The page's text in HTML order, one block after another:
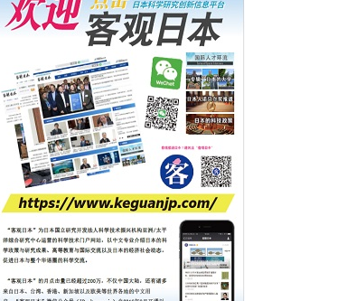
固定酶，成功提高光合作用能力与生产力
科学研究
藤田医科大学等成功鉴定出非结核分枝杆菌
生存的必需基因，首次揭示该基因的必要性
因菌株而异
经济・社会
【AI法下篇】如何应对AI的不可控性——中
央大学平野晋教授专访
科学研究
【JST事业成果】开发低成本与低功耗的新型
AI处理器
政策
日本科研费增设国际共同研究强化新类别，
促进青年研究人员赴海外开展研究
经济・社会
铁道综研新任理事长芦谷公稔：依托超导和
防灾等核心优势服务社会
科学研究
东京大学通过叶绿体基因组编辑技术强化碳
泷川 进 戴维